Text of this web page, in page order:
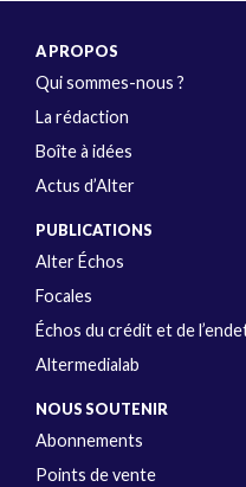
A PROPOS
Qui sommes-nous ?
La rédaction
Boîte à idées
Actus d’Alter
PUBLICATIONS
Alter Échos
Focales
Échos du crédit et de
Altermedialab
NOUS SOUTENIR
Abonnements
Points de vente